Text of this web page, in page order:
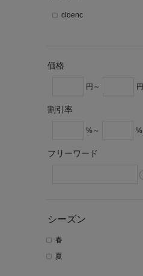
cloenc
価格
円～ 円
割引率
%～ %
フリーワード
シーズン
春
夏